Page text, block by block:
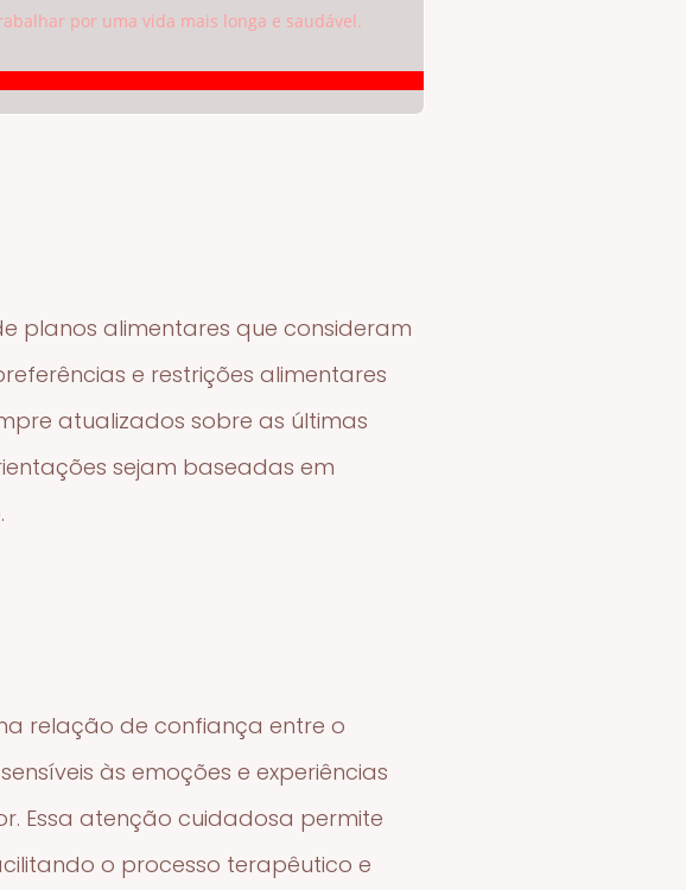
por uma vida mais longa e saudável.
planos alimentares que consideram
e restrições alimentares
atualizados sobre as últimas
sejam baseadas em
relação de confiança entre o
às emoções e experiências
Essa atenção cuidadosa permite
o processo terapêutico e